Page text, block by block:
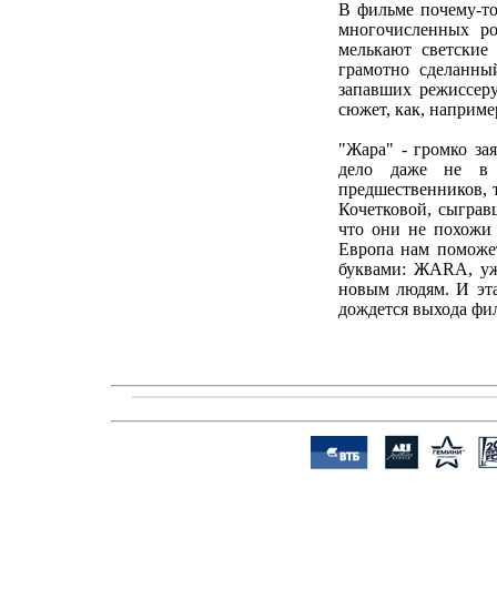
В фильме почему-
многочисленных
мелькают
грамотно
запавших
сюжет, как,
"Жара" - громко
дело даже не в
Кочетковой,
что они не похожи
Европа нам
буквами: ЖАRA,
новым людям. И
дождется выхода